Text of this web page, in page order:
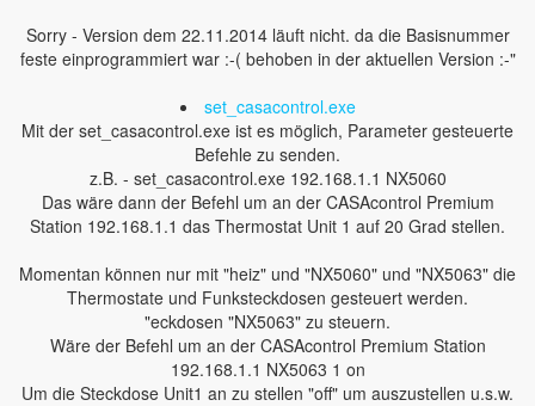
Sorry - Version dem 22.11.2014 läuft nicht. da die Basisnummer
feste einprogrammiert war :-( behoben in der aktuellen Version :-"
set_casacontrol.exe
Mit der set_casacontrol.exe ist es möglich, Parameter gesteuerte
Befehle zu senden.
z.B. - set_casacontrol.exe 192.168.1.1 NX5060
Das wäre dann der Befehl um an der CASAcontrol Premium
Station 192.168.1.1 das Thermostat Unit 1 auf 20 Grad stellen.
Momentan können nur mit "heiz" und "NX5060" und "NX5063" die
Thermostate und Funksteckdosen gesteuert werden.
"eckdosen "NX5063" zu steuern.
Wäre der Befehl um an der CASAcontrol Premium Station
192.168.1.1 NX5063 1 on
Um die Steckdose Unit1 an zu stellen "off" um auszustellen u.s.w.